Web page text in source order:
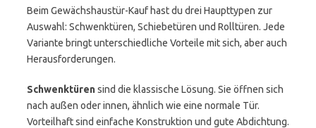
Beim Gewächshaustür-Kauf hast du drei Haupttypen zur
Auswahl: Schwenktüren, Schiebetüren und Rolltüren. Jede
Variante bringt unterschiedliche Vorteile mit sich, aber auch
Herausforderungen.
Schwenktürensind die klassische Lösung. Sie öffnen sich
nach außen oder innen, ähnlich wie eine normale Tür.
Vorteilhaft sind einfache Konstruktion und gute Abdichtung.